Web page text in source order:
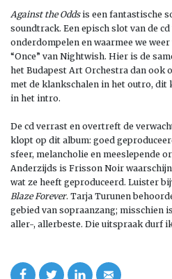
Against the Oddsis een fantastische
soundtrack. Een episch slot van de
onderdompelen en waarmee we
“Once” van Nightwish. Hier is de
het Budapest Art Orchestra dan ook
met de klankschalen in het outro, dit
in het intro.
De cd verrast en overtreft de
klopt op dit album: goed
sfeer, melancholie en meeslepende
Anderzijds is Frisson Noir
wat ze heeft geproduceerd. Luister
Blaze Forever. Tarja Turunen
gebied van sopraanzang; misschien
aller-, allerbeste. Die uitspraak durf